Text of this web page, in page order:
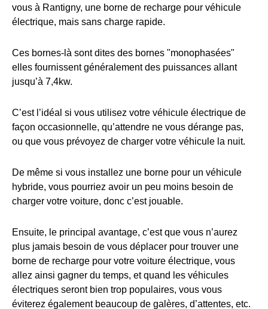
vous à Rantigny, une borne de recharge pour véhicule
électrique, mais sans charge rapide.
Ces bornes-là sont dites des bornes "monophasées"
elles fournissent généralement des puissances allant
jusqu’à 7,4kw.
C’est l’idéal si vous utilisez votre véhicule électrique de
façon occasionnelle, qu’attendre ne vous dérange pas,
ou que vous prévoyez de charger votre véhicule la nuit.
De même si vous installez une borne pour un véhicule
hybride, vous pourriez avoir un peu moins besoin de
charger votre voiture, donc c’est jouable.
Ensuite, le principal avantage, c’est que vous n’aurez
plus jamais besoin de vous déplacer pour trouver une
borne de recharge pour votre voiture électrique, vous
allez ainsi gagner du temps, et quand les véhicules
électriques seront bien trop populaires, vous vous
éviterez également beaucoup de galères, d’attentes, etc.